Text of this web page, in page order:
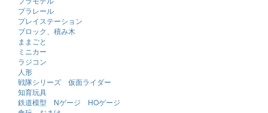
プラレール
プレイステーション
ブロック、積み木
ままごと
ミニカー
ラジコン
人形
戦隊シリーズ 仮面ライダー
知育玩具
鉄道模型 Nゲージ HOゲージ